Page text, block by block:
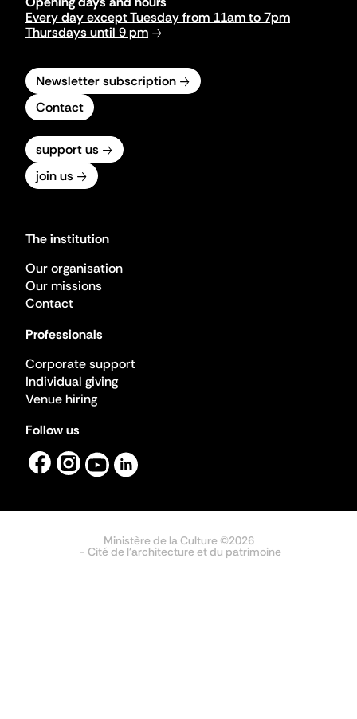
Every day except Tuesday from 11am to 7pm
Thursdays until 9 pm
Newsletter subscription
Contact
support us
join us
The institution
Our organisation
Our missions
Contact
Professionals
Corporate support
Individual giving
Venue hiring
Follow us
Ministère de la Culture ©2026
- Cité de l'architecture et du patrimoine